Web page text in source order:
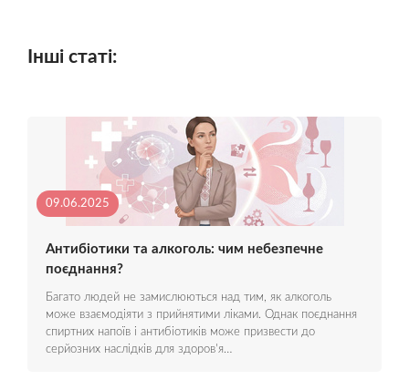
Інші статі:
09.06.2025
Антибіотики та алкоголь: чим небезпечне
поєднання?
Багато людей не замислюються над тим, як алкоголь
може взаємодіяти з прийнятими ліками. Однак поєднання
спиртних напоїв і антибіотиків може призвести до
серйозних наслідків для здоров'я…